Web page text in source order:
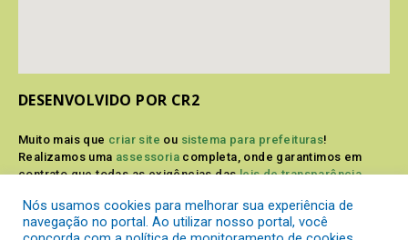
DESENVOLVIDO POR CR2
Muito mais que criar site ou sistema para prefeituras!
Realizamos uma assessoria completa, onde garantimos em
contrato que todas as exigências dasleis de transparência
Conheça oPNTPe oRadar da Transparência Pública
Nós usamos cookies para melhorar sua experiência de
navegação no portal. Ao utilizar nosso portal, você